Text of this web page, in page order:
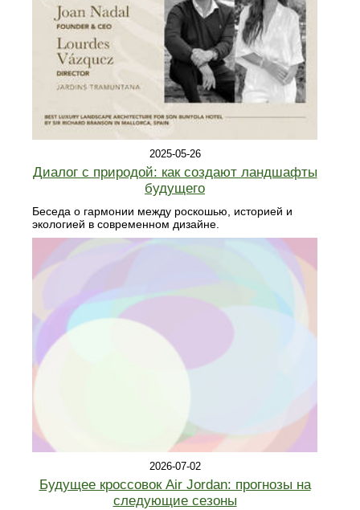
2025-05-26
Диалог с природой: как создают ландшафты
будущего
Беседа о гармонии между роскошью, историей и
экологией в современном дизайне.
2026-07-02
Будущее кроссовок Air Jordan: прогнозы на
следующие сезоны